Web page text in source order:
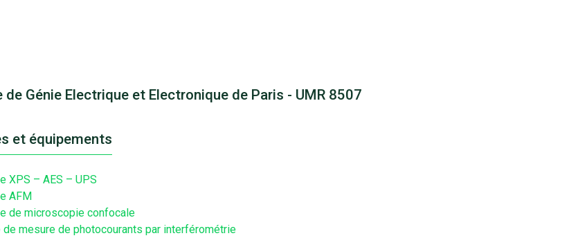
de Génie Electrique et Electronique de Paris - UMR 8507
et équipements
XPS – AES – UPS
AFM
de microscopie confocale
de mesure de photocourants par interférométrie